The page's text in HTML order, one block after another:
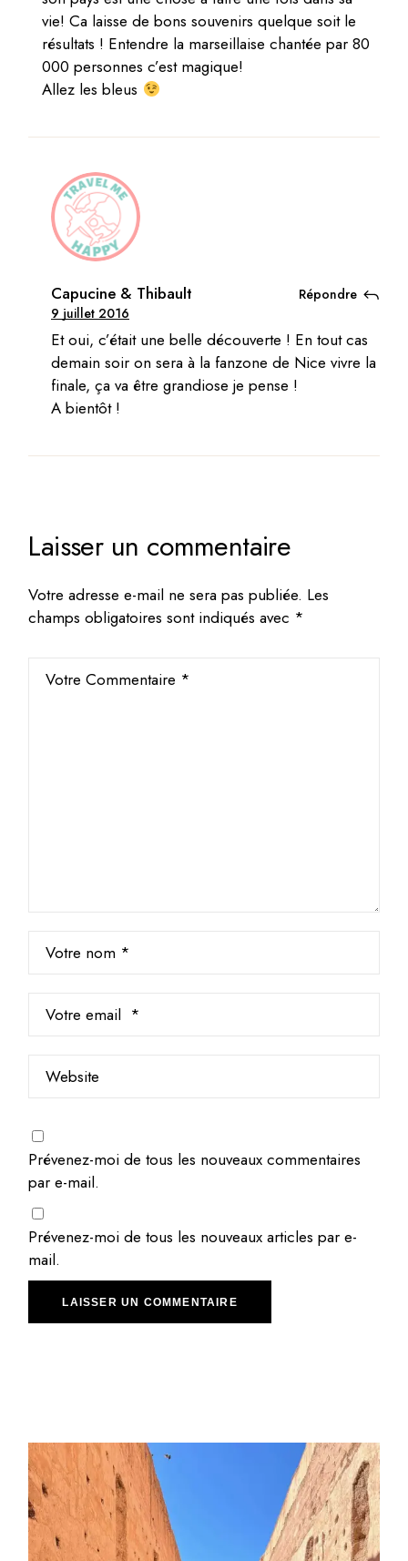
vie! Ca laisse de bons souvenirs quelque soit le
résultats ! Entendre la marseillaise chantée par 80
000 personnes c’est magique!
Allez les bleus
Capucine & Thibault
9 juillet 2016
Et oui, c’était une belle découverte ! En tout cas
demain soir on sera à la fanzone de Nice vivre la
finale, ça va être grandiose je pense !
A bientôt !
Répondre
Laisser un commentaire
Votre adresse e-mail ne sera pas publiée. Les
champs obligatoires sont indiqués avec *
Prévenez-moi de tous les nouveaux commentaires
par e-mail.
Prévenez-moi de tous les nouveaux articles par e-
mail.
LAISSER UN COMMENTAIRE